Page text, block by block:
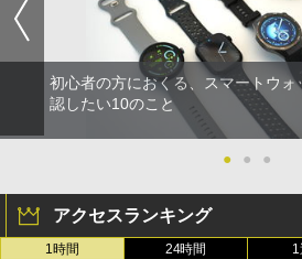
初心者の方におくる、スマートウ
認したい10のこと
● ● ●
アクセスランキング
1時間 24時間